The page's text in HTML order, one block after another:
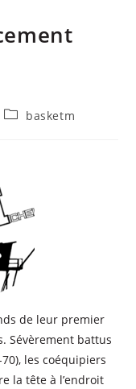
basketm
de leur premier
Sévèrement battus
les coéquipiers
la tête à l’endroit